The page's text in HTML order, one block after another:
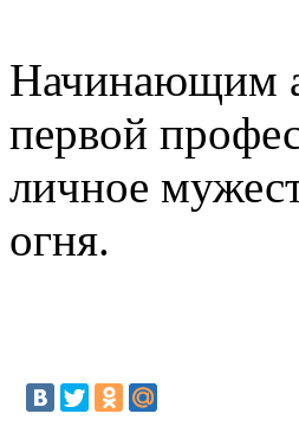
Начинающим
первой
личное
огня.